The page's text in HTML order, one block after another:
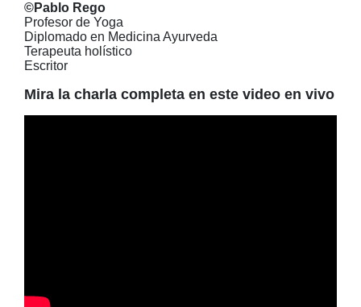
©Pablo Rego
Profesor de Yoga
Diplomado en Medicina Ayurveda
Terapeuta holístico
Escritor
Mira la charla completa en este video en vivo